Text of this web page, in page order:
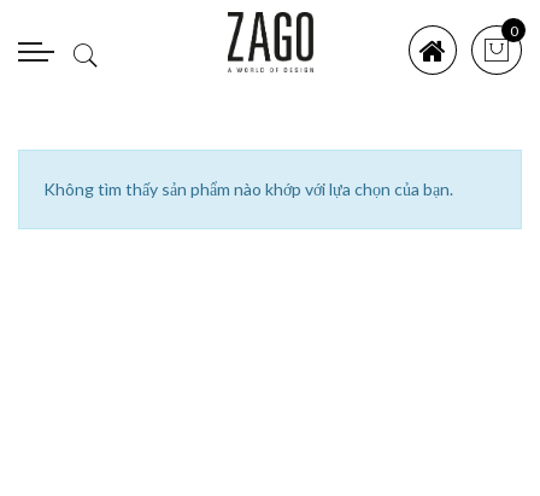
0
Không tìm thấy sản phẩm nào khớp với lựa chọn của bạn.